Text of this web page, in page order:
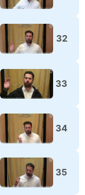
32
33
34
35